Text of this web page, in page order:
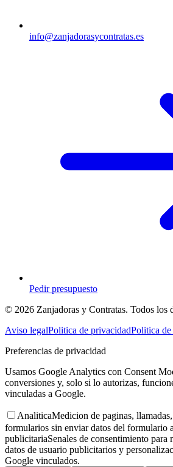
info@zanjadorasycontratas.es
Pedir presupuesto
© 2026 Zanjadoras y Contratas. Todos los
Aviso legalPolitica de privacidadPolitica
Preferencias de privacidad
Usamos Google Analytics con Consent
conversiones y, solo si lo autorizas,
vinculadas a Google.
AnaliticaMedicion de paginas,
formularios sin enviar datos del formulario
publicitariaSenales de consentimiento para
datos de usuario publicitarios y
Google vinculados.